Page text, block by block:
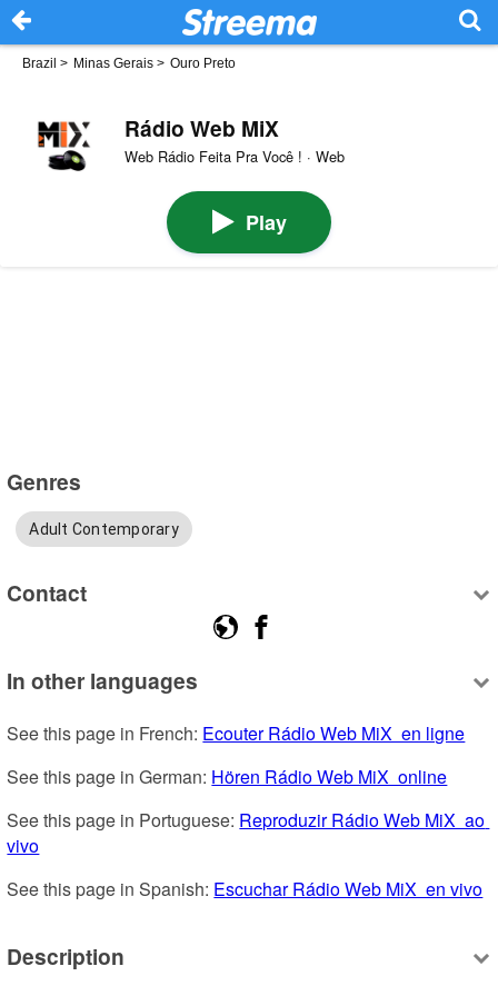
Brazil > Minas Gerais > Ouro Preto
Rádio Web MiX
Web Rádio Feita Pra Você ! · Web
Play
Genres
Adult Contemporary
Contact
In other languages
See this page in French: Ecouter Rádio Web MiX  en ligne
See this page in German: Hören Rádio Web MiX  online
See this page in Portuguese: Reproduzir Rádio Web MiX  ao
vivo
See this page in Spanish: Escuchar Rádio Web MiX  en vivo
Description